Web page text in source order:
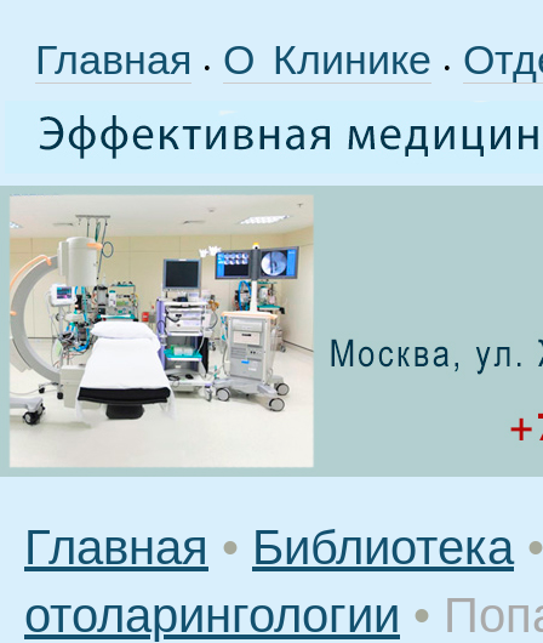
Главная • О Клинике •
Главная • Библиотека •
отоларингологии •